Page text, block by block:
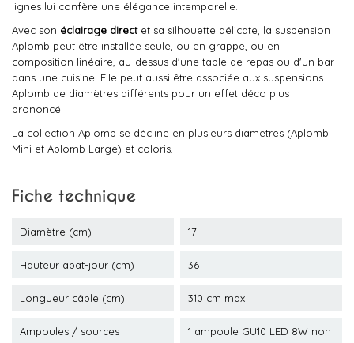
lignes lui confère une élégance intemporelle.
Avec son éclairage directet sa silhouette délicate, la suspension
Aplomb peut être installée seule, ou en grappe, ou en
composition linéaire, au-dessus d'une table de repas ou d'un bar
dans une cuisine. Elle peut aussi être associée aux suspensions
Aplomb de diamètres différents pour un effet déco plus
prononcé.
La collection Aplomb se décline en plusieurs diamètres (Aplomb
Mini et Aplomb Large) et coloris.
Fiche technique
Diamètre (cm) 17
Hauteur abat-jour (cm) 36
Longueur câble (cm) 310 cm max
Ampoules / sources
1 ampoule GU10 LED 8W non